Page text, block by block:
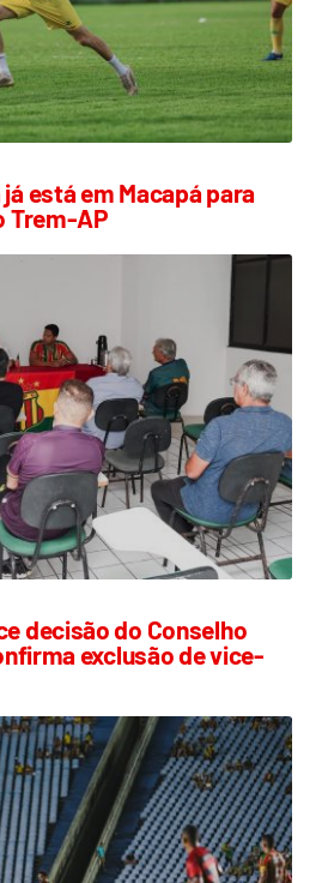
está em Macapá para
Trem-AP
decisão do Conselho
exclusão de vice-